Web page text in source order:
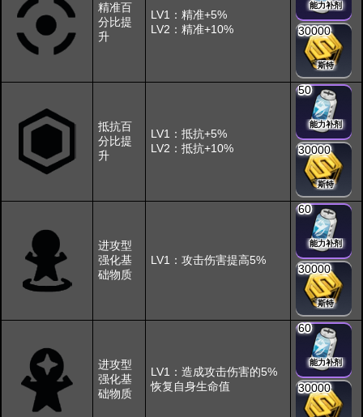
精准百
分比提
升
LV1：精准+5%
LV2：精准+10%
能力补剂
30000
斯特
抵抗百
分比提
升
LV1：抵抗+5%
LV2：抵抗+10%
50
能力补剂
30000
斯特
进攻型
强化基
础物质
LV1：攻击伤害提高5%
60
能力补剂
30000
斯特
进攻型
强化基
础物质
LV1：造成攻击伤害的5%
恢复自身生命值
60
能力补剂
30000